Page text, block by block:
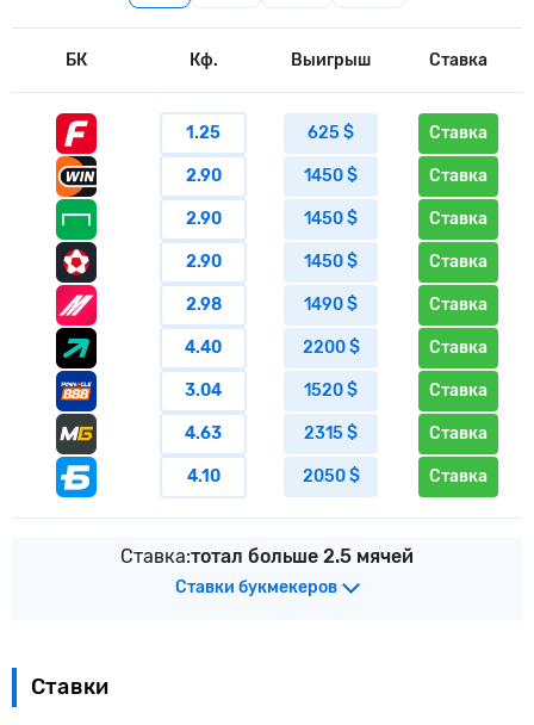
БК Кф. Выигрыш Ставка
1.25 625 $ Ставка
2.90 1450 $ Ставка
2.90 1450 $ Ставка
2.90 1450 $ Ставка
2.98 1490 $ Ставка
4.40 2200 $ Ставка
3.04 1520 $ Ставка
4.63 2315 $ Ставка
4.10 2050 $ Ставка
Ставка:тотал больше 2.5 мячей
Ставки букмекеров
Ставки